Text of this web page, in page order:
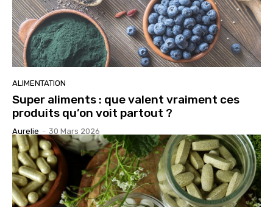
ALIMENTATION
Super aliments : que valent vraiment ces
produits qu’on voit partout ?
Aurelie - 30 Mars 2026